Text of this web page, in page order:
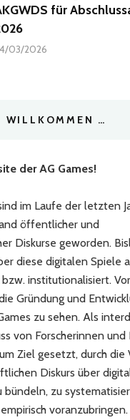
für
03/2026
WILLKOMMEN …
der AG Games!
im Laufe der letzten
öffentlicher und
Diskurse geworden.
diese digitalen Spiele
institutionalisiert.
Gründung und
zu sehen. Als
von Forscherinnen und
Ziel gesetzt, durch die
Diskurs über
bündeln, zu
voranzubringen.